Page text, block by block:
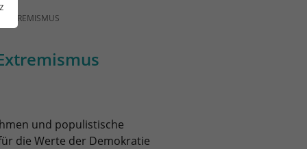
EXTREMISMUS
und populistische
die Werte der Demokratie